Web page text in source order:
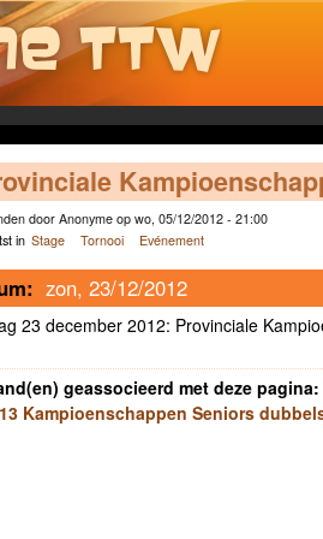
door Anonyme op wo, 05/12/2012 - 21:00
in Stage Tornooi Evénement
zon, 23/12/2012
23 december 2012: Provinciale
geassocieerd met deze pagina:
Kampioenschappen Seniors